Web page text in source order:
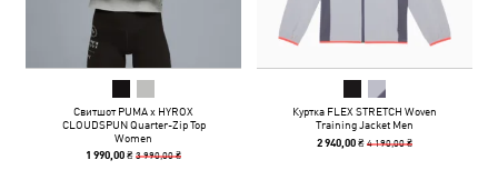
Свитшот PUMA x HYROX
CLOUDSPUN Quarter-Zip Top
Women
1 990,00 ₴3 990,00 ₴
Куртка FLEX STRETCH Woven
Training Jacket Men
2 940,00 ₴4 190,00 ₴